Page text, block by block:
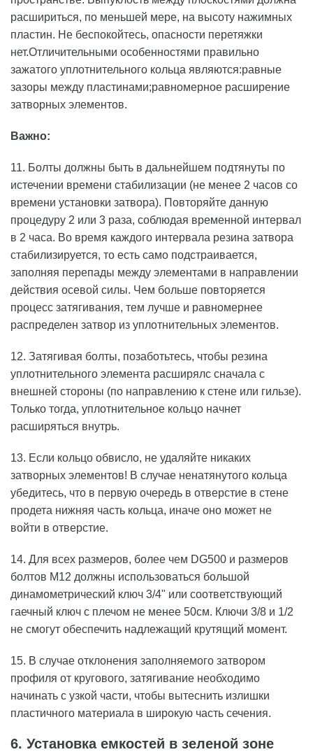
расшириться, по меньшей мере, на высоту нажимных
пластин. Не беспокойтесь, опасности перетяжки
нет.Отличительными особенностями правильно
зажатого уплотнительного кольца являются:равные
зазоры между пластинами;равномерное расширение
затворных элементов.
Важно:
11. Болты должны быть в дальнейшем подтянуты по
истечении времени стабилизации (не менее 2 часов со
времени установки затвора). Повторяйте данную
процедуру 2 или 3 раза, соблюдая временной интервал
в 2 часа. Во время каждого интервала резина затвора
стабилизируется, то есть само подстраивается,
заполняя перепады между элементами в направлении
действия осевой силы. Чем больше повторяется
процесс затягивания, тем лучше и равномернее
распределен затвор из уплотнительных элементов.
12. Затягивая болты, позаботьтесь, чтобы резина
уплотнительного элемента расширялс сначала с
внешней стороны (по направлению к стене или гильзе).
Только тогда, уплотнительное кольцо начнет
расширяться внутрь.
13. Если кольцо обвисло, не удаляйте никаких
затворных элементов! В случае ненатянутого кольца
убедитесь, что в первую очередь в отверстие в стене
продета нижняя часть кольца, иначе оно может не
войти в отверстие.
14. Для всех размеров, более чем DG500 и размеров
болтов М12 должны использоваться большой
динамометрический ключ 3/4" или соответствующий
гаечный ключ с плечом не менее 50см. Ключи 3/8 и 1/2
не смогут обеспечить надлежащий крутящий момент.
15. В случае отклонения заполняемого затвором
профиля от кругового, затягивание необходимо
начинать с узкой части, чтобы вытеснить излишки
пластичного материала в широкую часть сечения.
6. Установка емкостей в зеленой зоне